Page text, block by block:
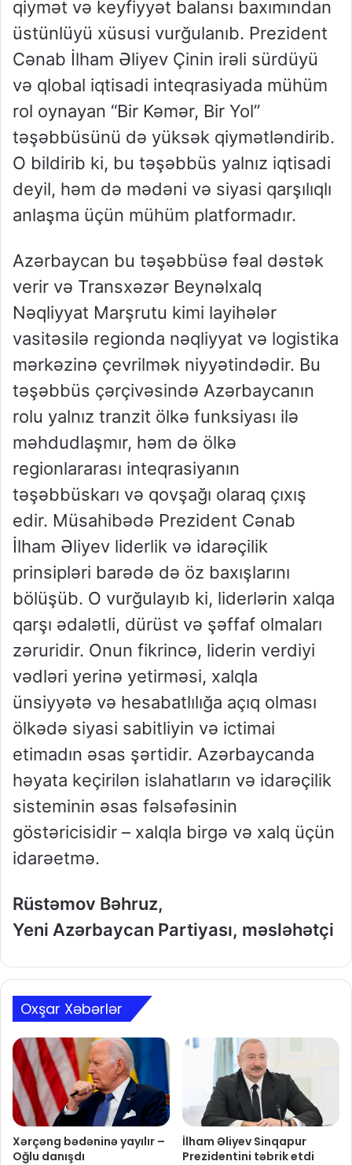
qiymət və keyfiyyət balansı baxımından
üstünlüyü xüsusi vurğulanıb. Prezident
Cənab İlham Əliyev Çinin irəli sürdüyü
və qlobal iqtisadi inteqrasiyada mühüm
rol oynayan “Bir Kəmər, Bir Yol”
təşəbbüsünü də yüksək qiymətləndirib.
O bildirib ki, bu təşəbbüs yalnız iqtisadi
deyil, həm də mədəni və siyasi qarşılıqlı
anlaşma üçün mühüm platformadır.
Azərbaycan bu təşəbbüsə fəal dəstək
verir və Transxəzər Beynəlxalq
Nəqliyyat Marşrutu kimi layihələr
vasitəsilə regionda nəqliyyat və logistika
mərkəzinə çevrilmək niyyətindədir. Bu
təşəbbüs çərçivəsində Azərbaycanın
rolu yalnız tranzit ölkə funksiyası ilə
məhdudlaşmır, həm də ölkə
regionlararası inteqrasiyanın
təşəbbüskarı və qovşağı olaraq çıxış
edir. Müsahibədə Prezident Cənab
İlham Əliyev liderlik və idarəçilik
prinsipləri barədə də öz baxışlarını
bölüşüb. O vurğulayıb ki, liderlərin xalqa
qarşı ədalətli, dürüst və şəffaf olmaları
zəruridir. Onun fikrincə, liderin verdiyi
vədləri yerinə yetirməsi, xalqla
ünsiyyətə və hesabatlılığa açıq olması
ölkədə siyasi sabitliyin və ictimai
etimadın əsas şərtidir. Azərbaycanda
həyata keçirilən islahatların və idarəçilik
sisteminin əsas fəlsəfəsinin
göstəricisidir – xalqla birgə və xalq üçün
idarəetmə.
Rüstəmov Bəhruz,
Yeni Azərbaycan Partiyası, məsləhətçi
Oxşar Xəbərlər
Xərçəng bədəninə yayılır –
Oğlu danışdı
İlham Əliyev Sinqapur
Prezidentini təbrik etdi